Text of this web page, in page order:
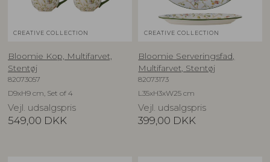
CREATIVE COLLECTION
Bloomie Kop, Multifarvet,
Stentøj
82073057
D9xH9 cm, Set of 4
Vejl. udsalgspris
549,00 DKK
CREATIVE COLLECTION
Bloomie Serveringsfad,
Multifarvet, Stentøj
82073173
L35xH3xW25 cm
Vejl. udsalgspris
399,00 DKK